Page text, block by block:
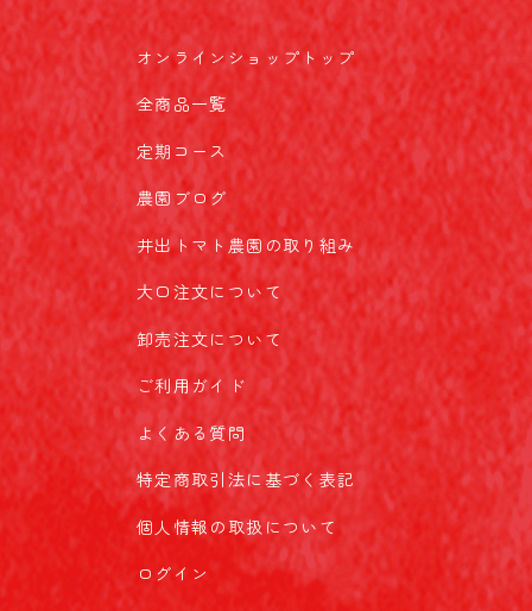
オンラインショップトップ
全商品一覧
定期コース
農園ブログ
井出トマト農園の取り組み
大口注文について
卸売注文について
ご利用ガイド
よくある質問
特定商取引法に基づく表記
個人情報の取扱について
ログイン